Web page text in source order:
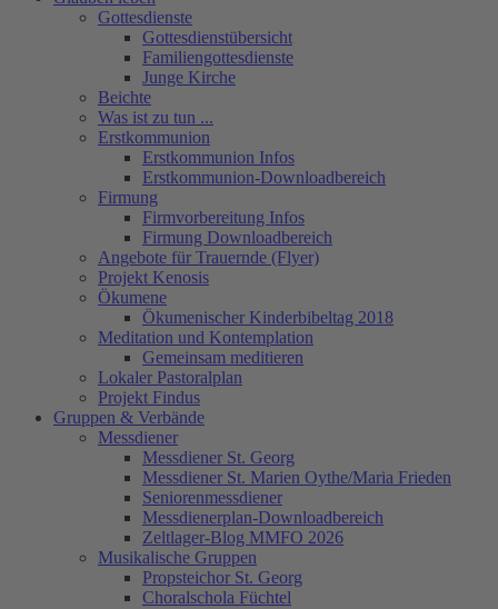
Gottesdienste
Gottesdienstübersicht
Familiengottesdienste
Junge Kirche
Beichte
Was ist zu tun ...
Erstkommunion
Erstkommunion Infos
Erstkommunion-Downloadbereich
Firmung
Firmvorbereitung Infos
Firmung Downloadbereich
Angebote für Trauernde (Flyer)
Projekt Kenosis
Ökumene
Ökumenischer Kinderbibeltag 2018
Meditation und Kontemplation
Gemeinsam meditieren
Lokaler Pastoralplan
Projekt Findus
Gruppen & Verbände
Messdiener
Messdiener St. Georg
Messdiener St. Marien Oythe/Maria Frieden
Seniorenmessdiener
Messdienerplan-Downloadbereich
Zeltlager-Blog MMFO 2026
Musikalische Gruppen
Propsteichor St. Georg
Choralschola Füchtel